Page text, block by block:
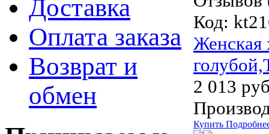
Код:
Женская
2 013
Купить
Доставка
Оплата заказа
Возврат и
обмен